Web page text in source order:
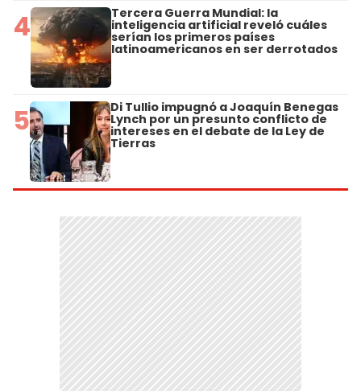
4 Tercera Guerra Mundial: la
inteligencia artificial reveló cuáles
serían los primeros países
latinoamericanos en ser derrotados
5 Di Tullio impugnó a Joaquín Benegas
Lynch por un presunto conflicto de
intereses en el debate de la Ley de
Tierras